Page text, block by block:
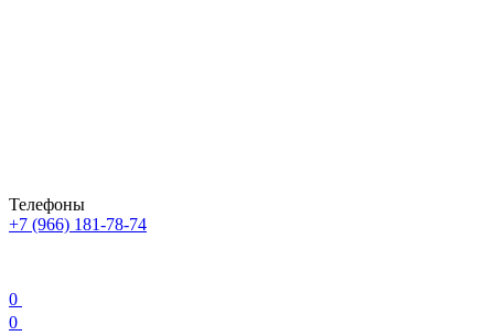
Телефоны
+7 (966) 181-78-74
0
0